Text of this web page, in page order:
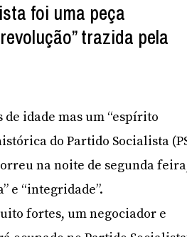
foi uma peça
trazida pela
de idade mas um “espírito
do Partido Socialista
na noite de segunda
e “integridade”.
fortes, um negociador e